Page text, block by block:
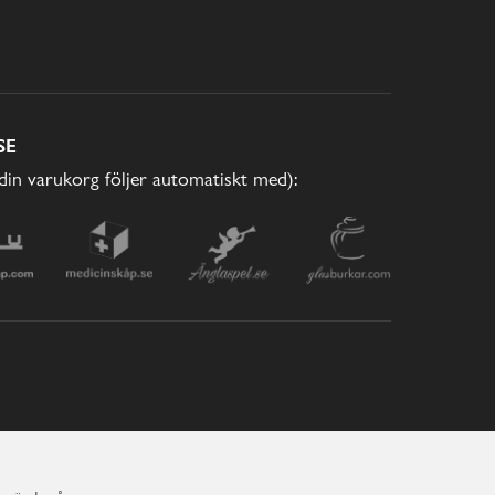
varukorg följer automatiskt med):